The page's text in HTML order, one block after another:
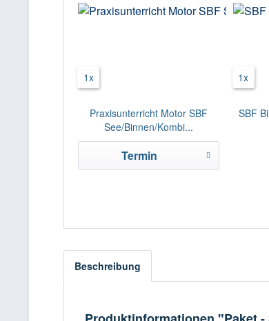
1x
Praxisunterricht Motor SBF
See/Binnen/Kombi...
Termin
1x
SBF
Beschreibung